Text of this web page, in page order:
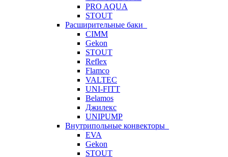
PRO AQUA
STOUT
Расширительные баки
CIMM
Gekon
STOUT
Reflex
Flamco
VALTEC
UNI-FITT
Belamos
Джилекс
UNIPUMP
Внутрипольные конвекторы
EVA
Gekon
STOUT